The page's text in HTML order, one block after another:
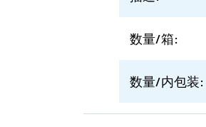
数量/箱:
数量/内包装: